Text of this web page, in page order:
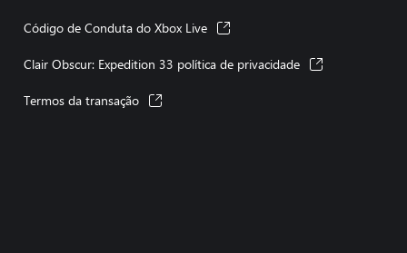
Código de Conduta do Xbox Live
Clair Obscur: Expedition 33 política de privacidade
Termos da transação